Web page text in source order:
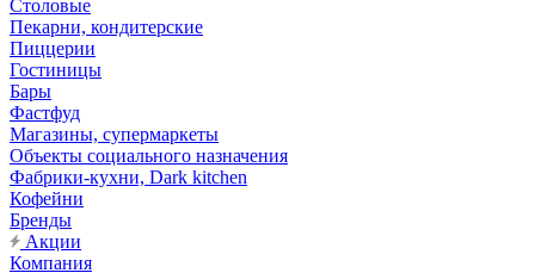
Столовые
Пекарни, кондитерские
Пиццерии
Гостиницы
Бары
Фастфуд
Магазины, супермаркеты
Объекты социального назначения
Фабрики-кухни, Dark kitchen
Кофейни
Бренды
Акции
Компания